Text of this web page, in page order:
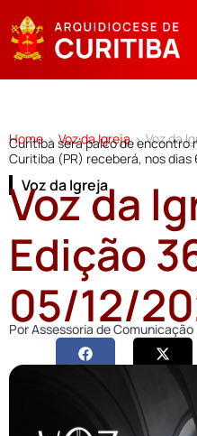
Home > Voz da Igreja > Voz da
Curitiba será palco de encontro
Curitiba (PR) receberá, nos dias
Voz da Igreja
Voz da
Edição
05/12/
PorAssessoria de Comunicação